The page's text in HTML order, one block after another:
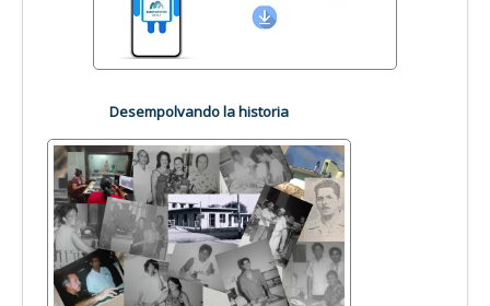
Desempolvando la historia